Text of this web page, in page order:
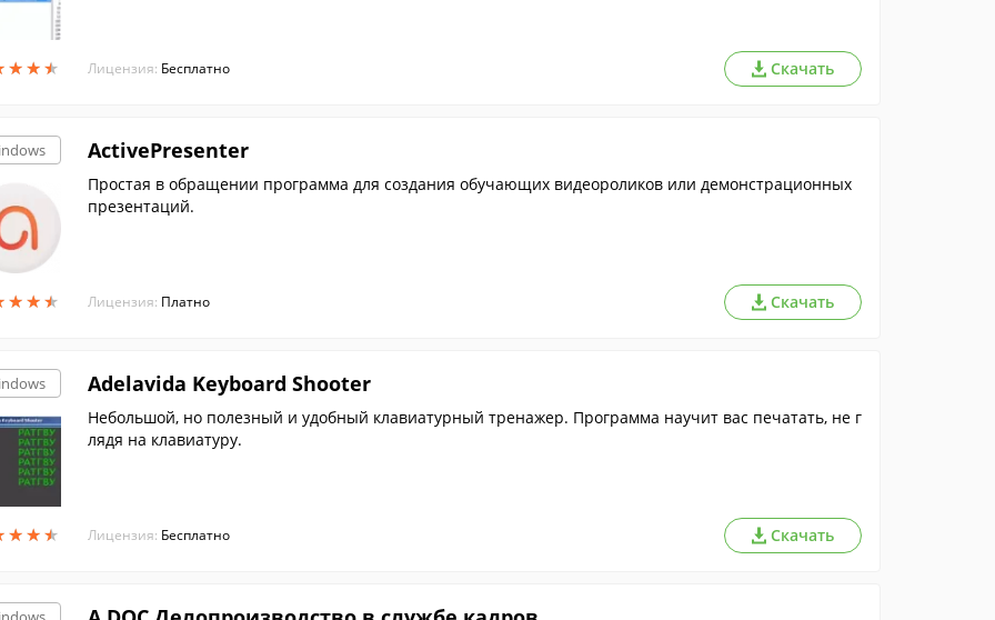
★★★
★★★ Лицензия: Бесплатно Скачать
★★★
★★★
ActivePresenter
Простая в обращении программа для создания обучающих видеороликов или демонстрационных
презентаций.
Лицензия: Платно Скачать
★★★
★★★
Adelavida Keyboard Shooter
Небольшой, но полезный и удобный клавиатурный тренажер. Программа научит вас печатать, не г
лядя на клавиатуру.
Лицензия: Бесплатно Скачать